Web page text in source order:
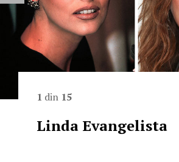
1 din 15
Linda Evangelista